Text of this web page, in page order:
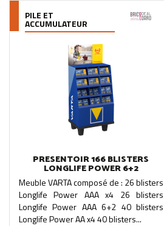
PILE ET
ACCUMULATEUR
PRESENTOIR 166 BLISTERS
LONGLIFE POWER 6+2
Meuble VARTA composé de : 26 blisters
Longlife Power AAA x4 26 blisters
Longlife Power AAA 6+2 40 blisters
Longlife Power AA x4 40 blisters...